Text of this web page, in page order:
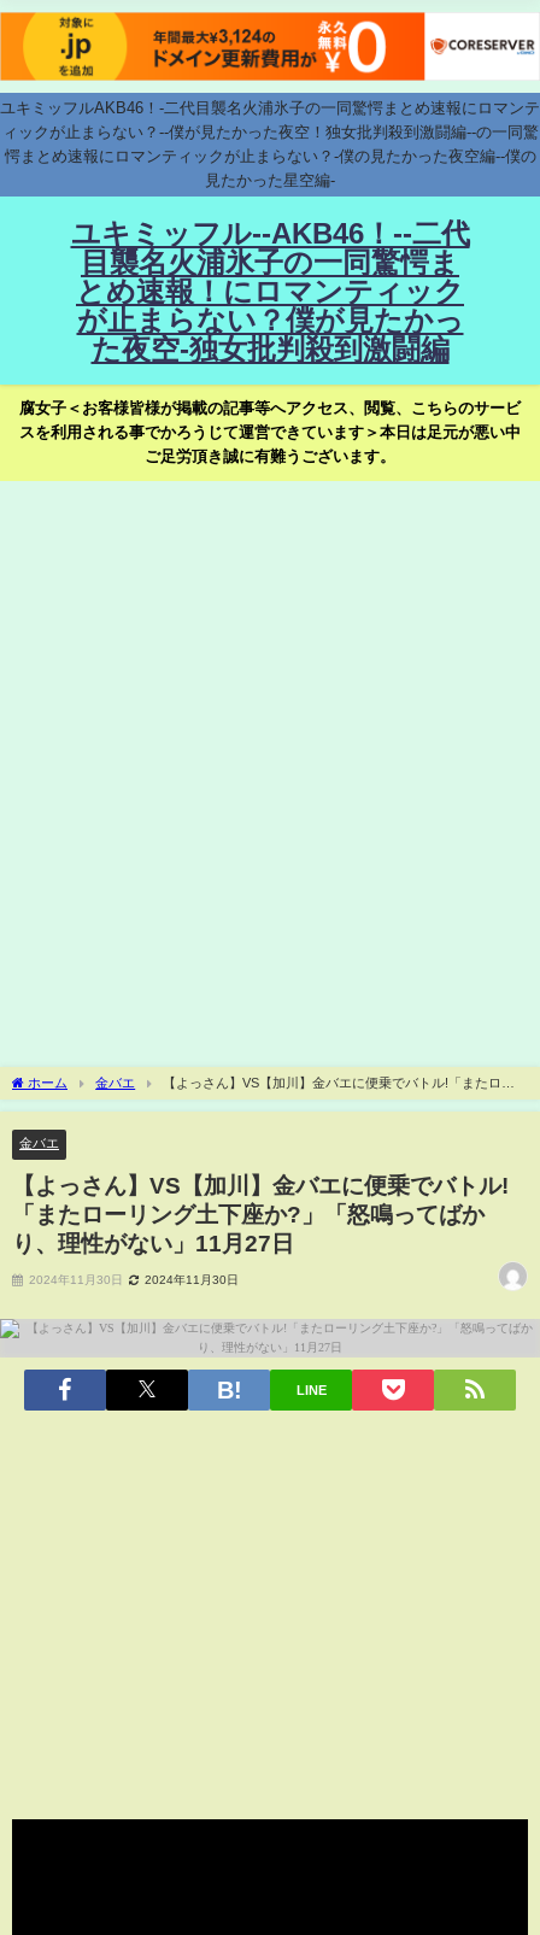
ユキミッフルAKB46！-二代目襲名火浦氷子の一同驚愕まとめ速報にロマンテ
ィックが止まらない？--僕が見たかった夜空！独女批判殺到激闘編--の一同驚
愕まとめ速報にロマンティックが止まらない？-僕の見たかった夜空編--僕の
見たかった星空編-
ユキミッフル--AKB46！--二代
目襲名火浦氷子の一同驚愕ま
とめ速報！にロマンティック
が止まらない？僕が見たかっ
た夜空-独女批判殺到激闘編
腐女子＜お客様皆様が掲載の記事等へアクセス、閲覧、こちらのサービ
スを利用される事でかろうじて運営できています＞本日は足元が悪い中
ご足労頂き誠に有難うございます。
ホーム 金バエ
【よっさん】VS【加川】金バエに便乗でバトル!「またロー
リング土下座か?」「怒鳴ってばかり、理性がない」11月27日
金バエ
【よっさん】VS【加川】金バエに便乗でバトル!
「またローリング土下座か?」「怒鳴ってばか
り、理性がない」11月27日
2024年11月30日 2024年11月30日
LINE